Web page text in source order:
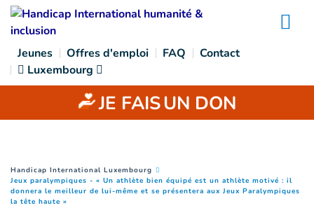
Goto main content
Jeunes Offres d'emploi FAQ
Contact
Luxembourg
JE FAISUN DON
You are here :
Handicap International Luxembourg
Jeux paralympiques - « Un athlète bien équipé est un athlète motivé : il
donnera le meilleur de lui-même et se présentera aux Jeux Paralympiques
la tête haute »